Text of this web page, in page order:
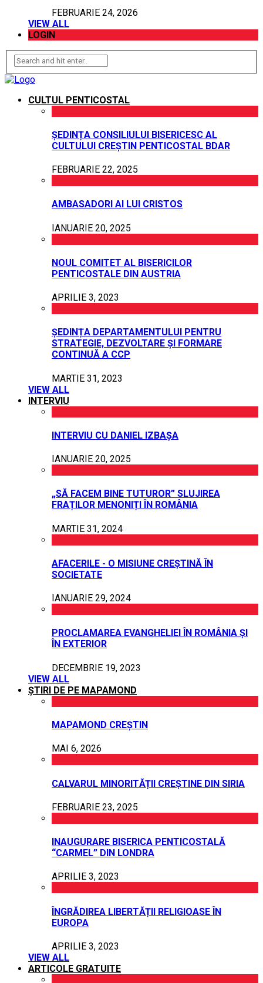
FEBRUARIE 24, 2026
VIEW ALL
LOGIN
CULTUL PENTICOSTAL
ȘEDINȚA CONSILIULUI BISERICESC AL
CULTULUI CREȘTIN PENTICOSTAL BDAR
FEBRUARIE 22, 2025
AMBASADORI AI LUI CRISTOS
IANUARIE 20, 2025
NOUL COMITET AL BISERICILOR
PENTICOSTALE DIN AUSTRIA
APRILIE 3, 2023
ȘEDINȚA DEPARTAMENTULUI PENTRU
STRATEGIE, DEZVOLTARE ȘI FORMARE
CONTINUĂ A CCP
MARTIE 31, 2023
VIEW ALL
INTERVIU
INTERVIU CU DANIEL IZBAȘA
IANUARIE 20, 2025
„SĂ FACEM BINE TUTUROR” SLUJIREA
FRAȚILOR MENONIȚI ÎN ROMÂNIA
MARTIE 31, 2024
AFACERILE - O MISIUNE CREȘTINĂ ÎN
SOCIETATE
IANUARIE 29, 2024
PROCLAMAREA EVANGHELIEI ÎN ROMÂNIA ȘI
ÎN EXTERIOR
DECEMBRIE 19, 2023
VIEW ALL
ȘTIRI DE PE MAPAMOND
MAPAMOND CREȘTIN
MAI 6, 2026
CALVARUL MINORITĂȚII CREȘTINE DIN SIRIA
FEBRUARIE 23, 2025
INAUGURARE BISERICA PENTICOSTALĂ
“CARMEL” DIN LONDRA
APRILIE 3, 2023
ÎNGRĂDIREA LIBERTĂȚII RELIGIOASE ÎN
EUROPA
APRILIE 3, 2023
VIEW ALL
ARTICOLE GRATUITE